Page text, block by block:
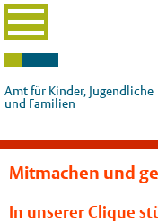
Amt für Kinder, Jugendliche
und Familien
Mitmachen und
In unserer Clique